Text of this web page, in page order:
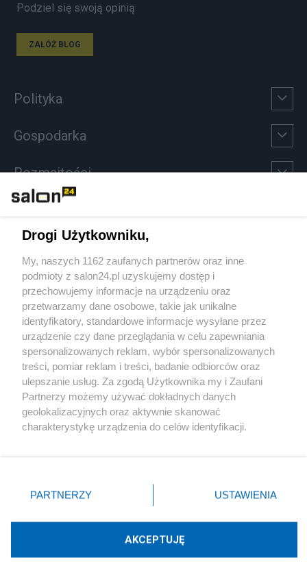
Podziel się swoją opinią
ZAŁÓŻ BLOG
Polityka
Gospodarka
Rozmaitości
Sport
Społeczeństwo
Kultura
X Facebook Instagram Youtube
Technologię dostarcza:W3media.pl
Drogi Użytkowniku,
My, naszych 1162 zaufanych partnerów oraz inne
podmioty z salon24.pl uzyskujemy dostęp i
przechowujemy informacje na urządzeniu oraz
przetwarzamy dane osobowe, takie jak unikalne
identyfikatory, standardowe informacje wysyłane przez
urządzenie czy dane przeglądania w celu zapewniania
spersonalizowanych reklam, wybór spersonalizowanych
treści, pomiar reklam i treści, badanie odbiorców oraz
ulepszanie usług. Za zgodą Użytkownika my i Zaufani
Partnerzy możemy używać dokładnych danych
geolokalizacyjnych oraz aktywnie skanować
charakterystykę urządzenia do celów identyfikacji.
zmienić/wycofać klikając przycisk ustawień prywatności
znajdujący się w lewym dolnym rogu strony
rodzaje przetwarzania danych nie wymagają zgody
użytkownika, ale masz prawo sprzeciwić się takiemu
przetwarzaniu. Preferencje będą miały zastosowania tylko
PARTNERZY USTAWIENIA
AKCEPTUJĘ